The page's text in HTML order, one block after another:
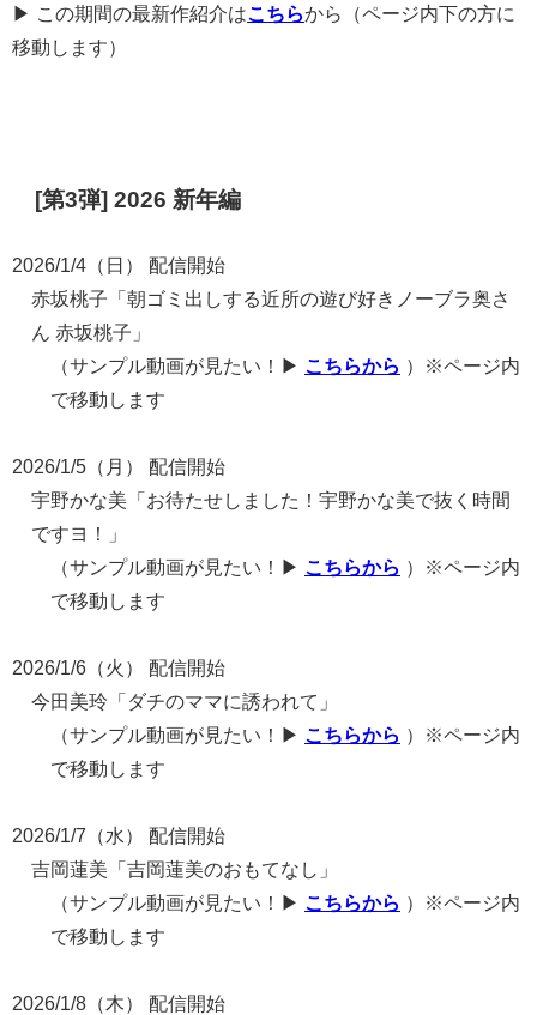
▶ この期間の最新作紹介はこちらから（ページ内下の方に
移動します）
[第3弾] 2026 新年編
2026/1/4（日） 配信開始
赤坂桃子「朝ゴミ出しする近所の遊び好きノーブラ奥さ
ん 赤坂桃子」
（サンプル動画が見たい！▶ こちらから ）※ページ内
で移動します
2026/1/5（月） 配信開始
宇野かな美「お待たせしました！宇野かな美で抜く時間
ですヨ！」
（サンプル動画が見たい！▶ こちらから ）※ページ内
で移動します
2026/1/6（火） 配信開始
今田美玲「ダチのママに誘われて」
（サンプル動画が見たい！▶ こちらから ）※ページ内
で移動します
2026/1/7（水） 配信開始
吉岡蓮美「吉岡蓮美のおもてなし」
（サンプル動画が見たい！▶ こちらから ）※ページ内
で移動します
2026/1/8（木） 配信開始